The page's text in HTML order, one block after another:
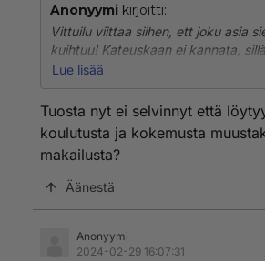
Anonyymi kirjoitti:
Vittuilu viittaa siihen, ett joku asia
kuihtuu! Kateuskaan ei kannata,
meistä on pmat ongelmansa! Joka
rankaisee, elä totuudessa!
Lue lisää
Tuosta nyt ei selvinnyt että
koulutusta ja kokemusta
makailusta?
Äänestä
Anonyymi
2024-02-29 16:07:31